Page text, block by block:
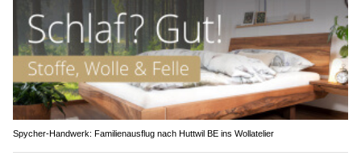
Spycher-Handwerk: Familienausflug nach Huttwil BE ins Wollatelier